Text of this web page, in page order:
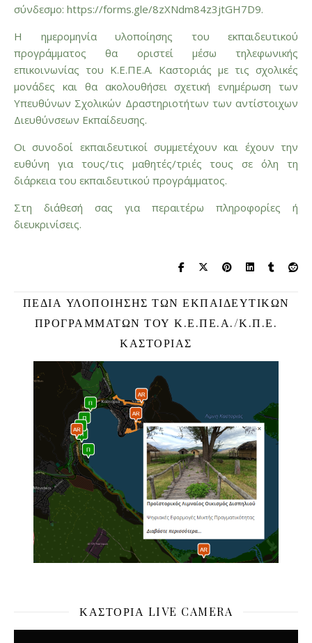
σύνδεσμο: https://forms.gle/8zXNdm84z3jtGH7D9.
Η ημερομηνία υλοποίησης του εκπαιδευτικού
προγράμματος θα οριστεί μέσω τηλεφωνικής
επικοινωνίας του Κ.Ε.ΠΕ.Α. Καστοριάς με τις σχολικές
μονάδες και θα ακολουθήσει σχετική ενημέρωση των
Υπευθύνων Σχολικών Δραστηριοτήτων των αντίστοιχων
Διευθύνσεων Εκπαίδευσης.
Οι συνοδοί εκπαιδευτικοί συμμετέχουν και έχουν την
ευθύνη για τους/τις μαθητές/τριές τους σε όλη τη
διάρκεια του εκπαιδευτικού προγράμματος.
Στη διάθεσή σας για περαιτέρω πληροφορίες ή
διευκρινίσεις.
ΠΕΔΊΑ ΥΛΟΠΟΊΗΣΗΣ ΤΩΝ ΕΚΠΑΙΔΕΥΤΙΚΏΝ
ΠΡΟΓΡΑΜΜΆΤΩΝ ΤΟΥ Κ.Ε.ΠΕ.Α./Κ.Π.Ε.
ΚΑΣΤΟΡΙΆΣ
ΚΑΣΤΟΡΙΆ LIVE CAMERA